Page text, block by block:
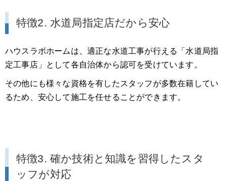
特徴2. 水道局指定店だから安心
ハウスラボホームは、適正な水道工事が行える「水道局指
定工事店」として各自治体から認可を受けています。
その他にも様々な資格を有したスタッフが多数在籍してい
るため、安心して施工を任せることができます。
特徴3. 確か技術と知識を習得したスタ
ッフが対応